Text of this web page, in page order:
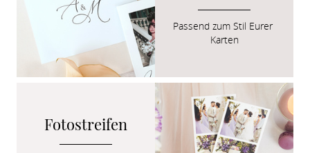
Passend zum Stil Eurer
Karten
Fotostreifen